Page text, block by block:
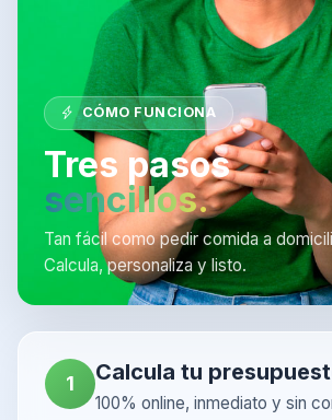
CÓMO FUNCIONA
Tres pasos
sencillos.
Tan fácil como pedir comida a
Calcula, personaliza y listo.
1 Calcula tu
100% online, inmediato y sin